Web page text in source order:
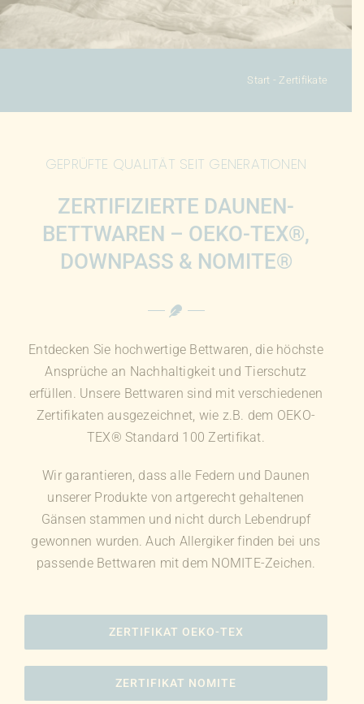
KONFIGURATOR
DAUNENKISSEN
ZUBEHÖR
SALE %
Start -Zertifikate
GEPRÜFTE QUALITÄT SEIT GENERATIONEN
ZERTIFIZIERTE DAUNEN­
BETTWAREN – OEKO-TEX®,
DOWNPASS & NOMITE®
Entdecken Sie hochwertige Bettwaren, die höchste
Ansprüche an Nachhaltigkeit und Tierschutz
erfüllen. Unsere Bettwaren sind mit verschiedenen
Zertifikaten ausgezeichnet, wie z.B. dem OEKO-
TEX® Standard 100 Zertifikat.
Wir garantieren, dass alle Federn und Daunen
unserer Produkte von artgerecht gehaltenen
Gänsen stammen und nicht durch Lebendrupf
gewonnen wurden. Auch Allergiker finden bei uns
passende Bettwaren mit dem NOMITE-Zeichen.
ZERTIFIKAT OEKO-TEX
ZERTIFIKAT NOMITE